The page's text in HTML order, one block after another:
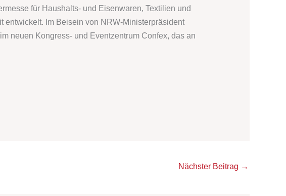
für Haushalts- und Eisenwaren, Textilien und
entwickelt. Im Beisein von NRW-Ministerpräsident
neuen Kongress- und Eventzentrum Confex, das an
Nächster Beitrag →